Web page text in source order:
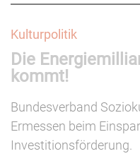
Kulturpolitik
Die
kommt!
Bundesverband
Ermessen beim
Investitionsförderung.